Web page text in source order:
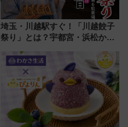
埼玉・川越駅すぐ！「川越餃子
祭り」とは？宇都宮・浜松から
を食べ比べ【7月25日・26日開